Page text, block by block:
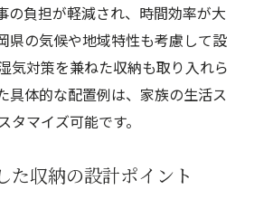
の負担が軽減され、時間効率が大
県の気候や地域特性も考慮して設
気対策を兼ねた収納も取り入れら
具体的な配置例は、家族の生活ス
マイズ可能です。
た収納の設計ポイント